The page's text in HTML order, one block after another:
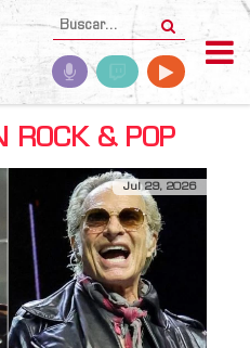
ROCK & POP
Jul 29, 2026